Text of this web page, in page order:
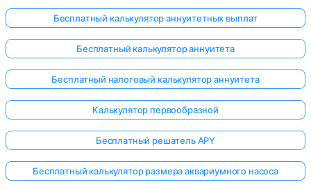
нет
свой
вопрос
Бесплатный калькулятор аннуитетных выплат
Бесплатный калькулятор аннуитета
Бесплатный налоговый калькулятор аннуитета
Калькулятор первообразной
Бесплатный решатель APY
Бесплатный калькулятор размера аквариумного насоса